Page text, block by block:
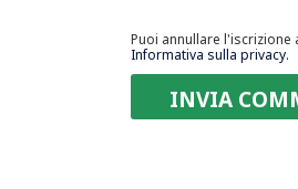
Puoi annullare
Informativa sulla privacy.